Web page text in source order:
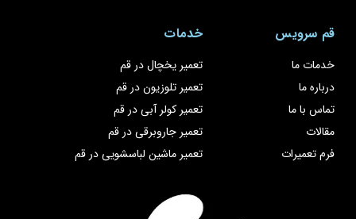
قم سرویس
خدمات ما
درباره ما
تماس با ما
مقالات
فرم تعمیرات
خدمات
تعمیر یخچال در قم
تعمیر تلوزیون در قم
تعمیر کولر آبی در قم
تعمیر جاروبرقی در قم
تعمیر ماشین لباسشویی در قم